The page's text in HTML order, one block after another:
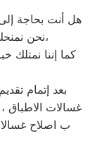
هل أنت بحاجة
نحن نمنحك خدمة الصيانة الفورية التي ترغب بها،
بعد إتمام
غسالات الاطباق
ب اصلاح